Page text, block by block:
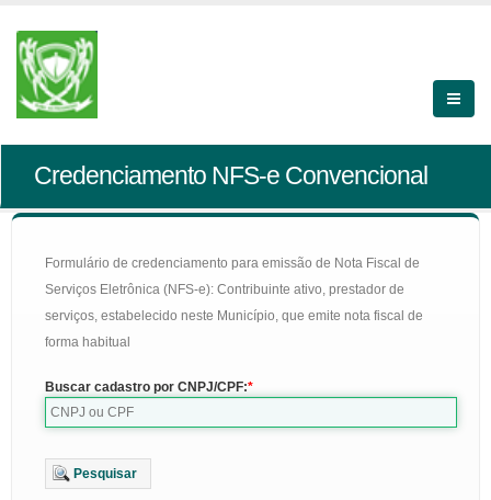
Credenciamento NFS-e Convencional
Formulário de credenciamento para emissão de Nota Fiscal de
Serviços Eletrônica (NFS-e): Contribuinte ativo, prestador de
serviços, estabelecido neste Município, que emite nota fiscal de
forma habitual
Buscar cadastro por CNPJ/CPF:
Pesquisar